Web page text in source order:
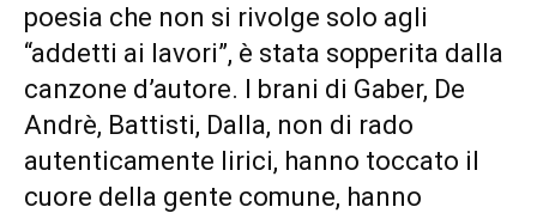
poesia che non si rivolge solo agli
“addetti ai lavori”, è stata sopperita dalla
canzone d’autore. I brani di Gaber, De
Andrè, Battisti, Dalla, non di rado
autenticamente lirici, hanno toccato il
cuore della gente comune, hanno